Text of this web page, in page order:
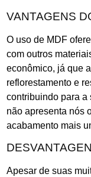
VANTAGENS
O uso de MDF
com outros
econômico, já que
reflorestamento e
contribuindo para a
não apresenta nós
acabamento mais
Apesar de suas